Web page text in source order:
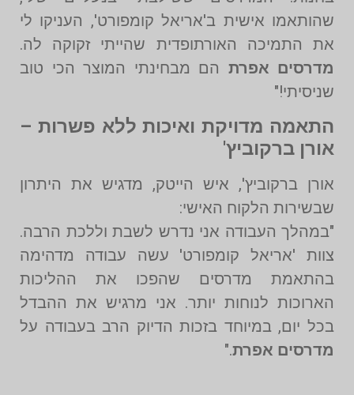
שהותאמו אישית ב'אריאל קומפורט', העניקו לי
את התמיכה האורתופדית שהייתי זקוקה לה.
מדרסים אפרת הם מבחינתי המוצר הכי טוב
שניסיתי!"
התאמה מדויקת ואיכות ללא פשרות –
אורן ברקוביץ'
אורן ברקוביץ', איש הייטק, מדגיש את היתרון
שבשירות הלקוח האישי:
"במהלך העבודה אני נדרש לשבת וללכת הרבה.
צוות 'אריאל קומפורט' עשה עבודה מדהימה
בהתאמת מדרסים שהפכו את ההליכות
הארוכות לנוחות יותר. אני מרגיש את ההבדל
בכל יום, במיוחד בזכות הדיוק הרב בעבודה על
מדרסים אפרת."